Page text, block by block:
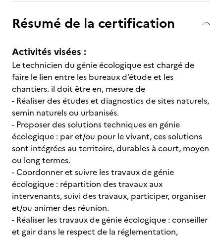
Résumé de la certification
Activités visées :
Le technicien du génie écologique est chargé de
faire le lien entre les bureaux d’étude et les
chantiers. il doit être en, mesure de
- Réaliser des études et diagnostics de sites naturels,
semin naturels ou urbanisés.
- Proposer des solutions techniques en génie
écologique : par et/ou pour le vivant, ces solutions
sont intégrées au territoire, durables à court, moyen
ou long termes.
- Coordonner et suivre les travaux de génie
écologique : répartition des travaux aux
intervenants, suivi des travaux, participer, organiser
et/ou animer des réunion.
- Réaliser les travaux de génie écologique : conseiller
et gair dans le respect de la réglementation,